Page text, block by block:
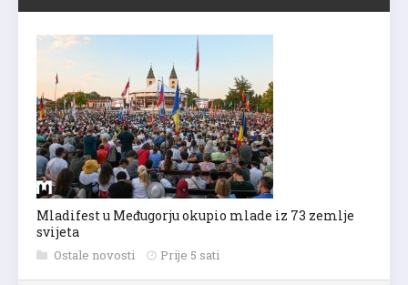
Mladifest u Međugorju okupio mlade iz 73 zemlje
svijeta
Ostale novosti Prije 5 sati